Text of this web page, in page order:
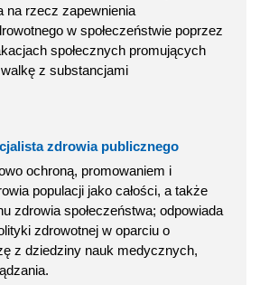
na rzecz zapewnienia
w społeczeństwie poprzez
społecznych promujących
z substancjami
zdrowia publicznego
ochroną, promowaniem i
populacji jako całości, a także
zdrowia społeczeństwa; odpowiada
zdrowotnej w oparciu o
z dziedziny nauk medycznych,